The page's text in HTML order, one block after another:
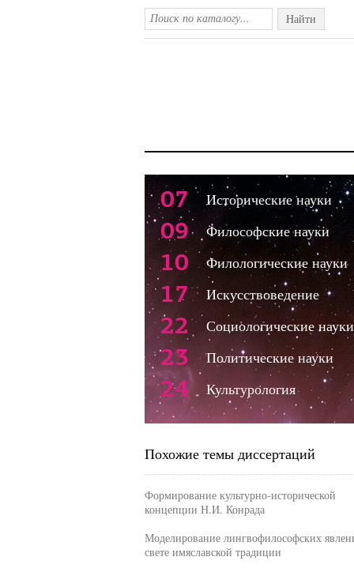
Найти
07 Исторические науки
09 Философские науки
10 Филологические науки
17 Искусствоведение
22 Социологические науки
23 Политические науки
24 Культурология
Похожие темы диссертаций
Формирование культурно-исторической
концепции Н.И. Конрада
Моделирование лингвофилософских
свете имяславской традиции